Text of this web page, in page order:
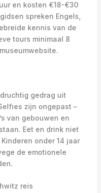
en kosten €18-€30
spreken Engels,
kennis van de
tours minimaal 8
gedrag uit
zijn ongepast –
van gebouwen en
Eet en drink niet
onder 14 jaar
de emotionele
reis